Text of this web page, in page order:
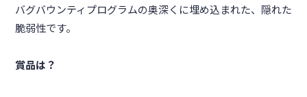
バグバウンティプログラムの奥深くに埋め込まれた、隠れた
脆弱性です。
賞品は？